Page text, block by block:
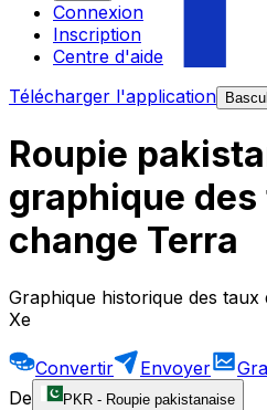
Connexion
Inscription
Centre d'aide
Télécharger l'application
Roupie
graphique des
change Terra
Graphique historique des
Xe
Convertir Envoyer
De
PKR - Roupie pakistanaise